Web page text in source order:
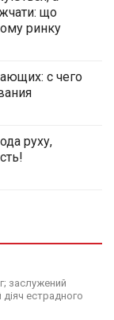
що
ринку
с чего
руху,
заслужений
естрадного